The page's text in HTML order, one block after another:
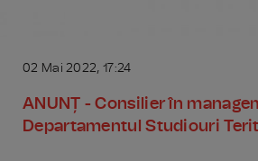
02 Mai 2022, 17:24
ANUNȚ - Consilier în
Departamentul Studiouri